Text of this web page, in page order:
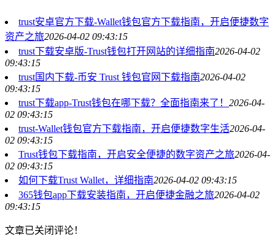
trust安卓官方下载-Wallet钱包官方下载指南，开启便捷数字
资产之旅2026-04-02 09:43:15
trust下载安卓版-Trust钱包打开网站的详细指南2026-04-02
09:43:15
trust国内下载-币安 Trust 钱包官网下载指南2026-04-02
09:43:15
trust下载app-Trust钱包在哪下载？全面指南来了！ 2026-04-
02 09:43:15
trust-Wallet钱包官方下载指南，开启便捷数字生活2026-04-
02 09:43:15
Trust钱包下载指南，开启安全便捷的数字资产之旅2026-04-
02 09:43:15
如何下载Trust Wallet，详细指南2026-04-02 09:43:15
365钱包app下载安装指南，开启便捷金融之旅2026-04-02
09:43:15
文章已关闭评论！